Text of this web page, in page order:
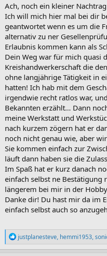
Ach, noch ein kleiner Nachtrag
Ich will mich hier mal bei dir
geantwortet wenn es um die
alternativ zu ner
Erlaubnis kommen kann als
Dein Weg war für mich quasi
Kreishandwerkerschaft die
ohne langjährige Tätigkeit in
hatten! Ich hab mit dem
irgendwie recht ratlos war,
Bekannten erzählt... Dann
meine Werkstatt und
nach kurzem zögern hat er
noch nicht genau wie, aber
Sie kommen einfach zur
läuft dann haben sie die
Im Spaß hat er kurz danach
einfach selbst ne Bestätigung
längerem bei mir in der
Danke dir! Du hast mir da im
einfach selbst auch so
R
e
a
justplanesteve, hemmi1953,